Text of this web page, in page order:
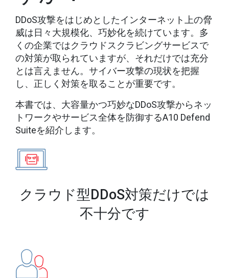
DDoS攻撃をはじめとしたインターネット上の脅
威は日々大規模化、巧妙化を続けています。多
くの企業ではクラウドスクラビングサービスで
の対策が取られていますが、それだけでは充分
とは言えません。サイバー攻撃の現状を把握
し、正しく対策を取ることが重要です。
本書では、大容量かつ巧妙なDDoS攻撃からネッ
トワークやサービス全体を防御するA10 Defend
Suiteを紹介します。
クラウド型DDoS対策だけでは
不十分です